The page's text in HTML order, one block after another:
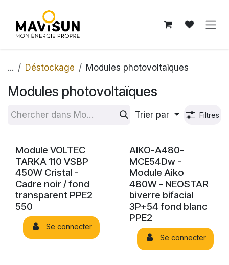
... Déstockage Modules photovoltaïques
Modules photovoltaïques
Trier par Filtres
Module VOLTEC
TARKA 110 VSBP
450W Cristal -
Cadre noir / fond
transparent PPE2
550
Se connecter
AIKO-A480-
MCE54Dw -
Module Aiko
480W - NEOSTAR
biverre bifacial
3P+54 fond blanc
PPE2
Se connecter